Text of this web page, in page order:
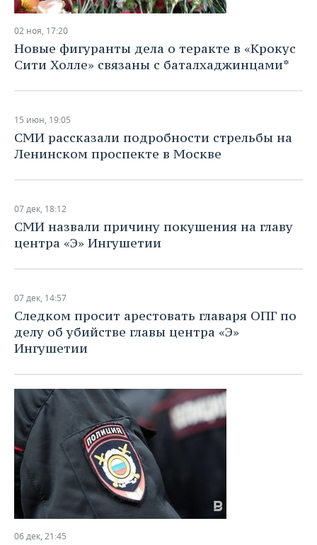
НЕФТЕХИМИЯ
НЕФТЬ
ОПК
РОЗНИЧНАЯ ТОРГОВЛЯ
ТРАНСПОРТ
УСЛУГИ
НОВОСТИ ТЕХНОЛОГИЙ
IT
МЕДИА
ТЕЛЕКОММУНИКАЦИИ
МЕРОПРИЯТИЯ
НОВОСТИ МЕРОПРИЯТИЙ
ВЫЕЗДНАЯ РЕДАКЦИЯ
БИЗНЕС-БРАНЧИ
ONLINE-КОНФЕРЕНЦИИ
СПОРТ
НОВОСТИ СПОРТА
ФУТБОЛ
ХОККЕЙ
ВОЛЕЙБОЛ
КИБЕРСПОРТ
ВОДНЫЕ ВИДЫ СПОРТА
ХОККЕЙ С МЯЧОМ
ОБЩЕСТВО
НОВОСТИ ОБЩЕСТВА
ВЛАСТЬ
ИСТОРИЯ
КУЛЬТУРА
ОБРАЗОВАНИЕ
ПРОИСШЕСТВИЯ
ФОТОГАЛЕРЕЯ
СЮЖЕТЫ
СПИСОК ПЕРСОН
СПИСОК КОМПАНИЙ
ПОЛНАЯ ВЕРСИЯ
02 ноя, 17:20
Новые фигуранты дела о теракте в «Крокус
Сити Холле» связаны с баталхаджинцами*
15 июн, 19:05
СМИ рассказали подробности стрельбы на
Ленинском проспекте в Москве
07 дек, 18:12
СМИ назвали причину покушения на главу
центра «Э» Ингушетии
07 дек, 14:57
Следком просит арестовать главаря ОПГ по
делу об убийстве главы центра «Э»
Ингушетии
06 дек, 21:45